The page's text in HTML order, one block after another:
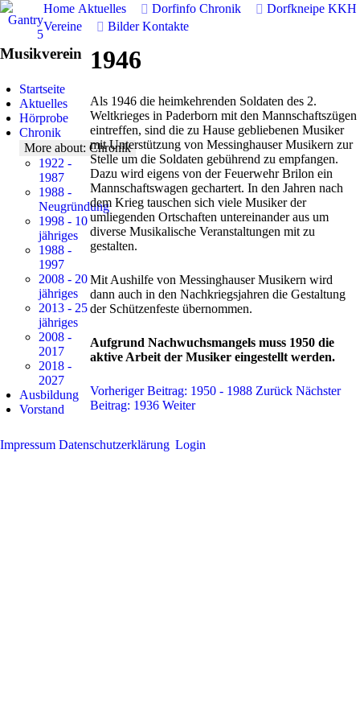
Home Aktuelles Dorfinfo Chronik Dorfkneipe KKH
Vereine
Bilder Kontakte
Musikverein
Startseite
Aktuelles
Hörprobe
Chronik
More about: Chronik
1922 -
1987
1988 -
Neugründung
1998 - 10
jähriges
1988 -
1997
2008 - 20
jähriges
2013 - 25
jähriges
2008 -
2017
2018 -
2027
Ausbildung
Vorstand
1946
Als 1946 die heimkehrenden Soldaten des 2.
Weltkrieges in Paderborn mit den Mannschaftszügen
eintreffen, sind die zu Hause gebliebenen Musiker
mit Unterstützung von Messinghauser Musikern zur
Stelle um die Soldaten gebührend zu empfangen.
Dazu wird eigens von der Feuerwehr Brilon ein
Mannschaftswagen gechartert. In den Jahren nach
dem Krieg tauschen sich viele Musiker der
umliegenden Ortschaften untereinander aus um
diverse Musikalische Veranstaltungen mit zu
gestalten.
Mit Aushilfe von Messinghauser Musikern wird
dann auch in den Nachkriegsjahren die Gestaltung
der Schützenfeste übernommen.
Aufgrund Nachwuchsmangels muss 1950 die
aktive Arbeit der Musiker eingestellt werden.
Vorheriger Beitrag: 1950 - 1988 Zurück Nächster
Beitrag: 1936 Weiter
Impressum Datenschutzerklärung Login